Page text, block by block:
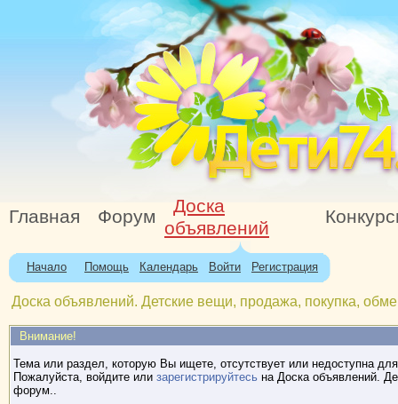
Главная Форум
Доска
объявлений
Начало Помощь Календарь Войти Регистрация
Доска объявлений. Детские вещи, продажа, покупка,
Внимание!
Тема или раздел, которую Вы ищете, отсутствует или недоступна
Пожалуйста, войдите или зарегистрируйтесьна Доска объявлений.
форум..